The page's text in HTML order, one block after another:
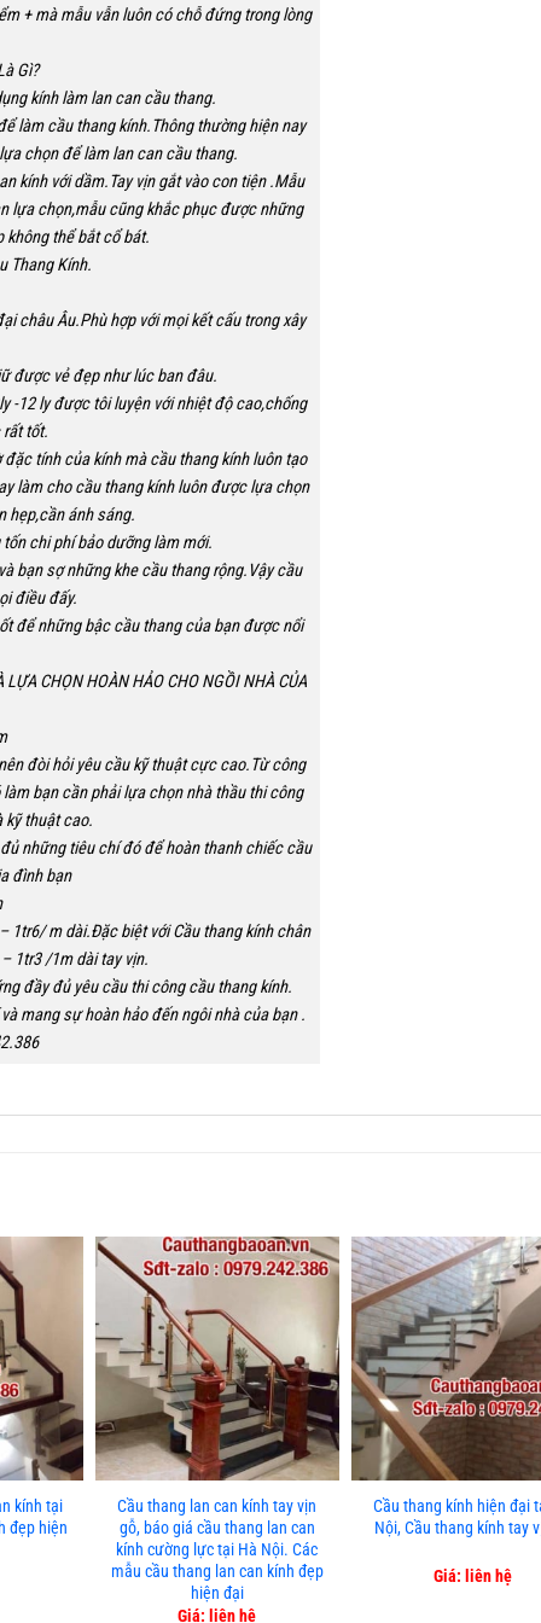
+ mà mẫu vẫn luôn có chỗ đứng trong lòng
Gì?
kính làm lan can cầu thang.
làm cầu thang kính.Thông thường hiện nay
chọn để làm lan can cầu thang.
kính với dầm.Tay vịn gắt vào con tiện .Mẫu
lựa chọn,mẫu cũng khắc phục được những
không thể bắt cổ bát.
Thang Kính.
châu Âu.Phù hợp với mọi kết cấu trong xây
được vẻ đẹp như lúc ban đâu.
-12 ly được tôi luyện với nhiệt độ cao,chống
tốt.
tính của kính mà cầu thang kính luôn tạo
làm cho cầu thang kính luôn được lựa chọn
hẹp,cần ánh sáng.
chi phí bảo dưỡng làm mới.
bạn sợ những khe cầu thang rộng.Vậy cầu
điều đấy.
để những bậc cầu thang của bạn được nổi
CHỌN HOÀN HẢO CHO NGỒI NHÀ CỦA
đòi hỏi yêu cầu kỹ thuật cực cao.Từ công
bạn cần phải lựa chọn nhà thầu thi công
kỹ thuật cao.
những tiêu chí đó để hoàn thanh chiếc cầu
đình bạn
1tr6/ m dài.Đặc biệt với Cầu thang kính chân
1tr3 /1m dài tay vịn.
đầy đủ yêu cầu thi công cầu thang kính.
mang sự hoàn hảo đến ngôi nhà của bạn .
kính tại
đẹp hiện
Cầu thang lan can kính tay vịn
gỗ, báo giá cầu thang lan can
kính cường lực tại Hà Nội. Các
mẫu cầu thang lan can kính đẹp
hiện đại
Giá: liên hệ
Cầu thang kính hiện đại
Nội, Cầu thang kính tay
Giá: liên hệ